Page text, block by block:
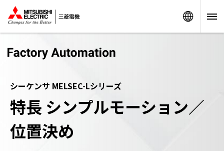
シーケンサ MELSEC-Lシリーズ
特長 シンプルモーション／
位置決め